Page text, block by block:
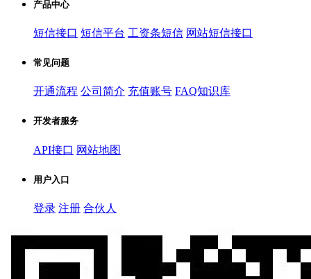
产品中心
短信接口 短信平台 工资条短信 网站短信接口
常见问题
开通流程 公司简介 充值账号 FAQ知识库
开发者服务
API接口 网站地图
用户入口
登录 注册 合伙人